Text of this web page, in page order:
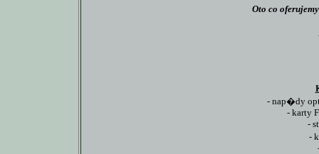
Oto co
- nap�dy
- karty
-
-